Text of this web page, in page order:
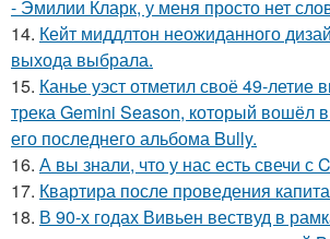
- Эмилии Кларк, у меня просто нет
14. Кейт миддлтон неожиданного
выхода выбрала.
15. Канье уэст отметил своё 49-летие
трека Gemini Season, который вошёл
его последнего альбома Bully.
16. А вы знали, что у нас есть свечи с
17. Квартира после проведения
18. В 90-х годах Вивьен вествуд в